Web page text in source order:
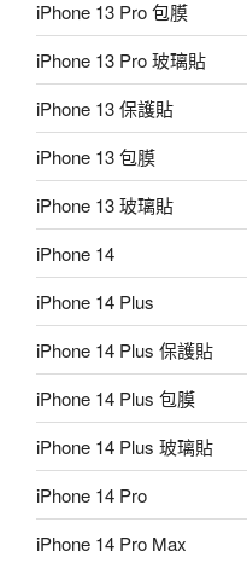
iPhone 13 Pro 包膜
iPhone 13 Pro 玻璃貼
iPhone 13 保護貼
iPhone 13 包膜
iPhone 13 玻璃貼
iPhone 14
iPhone 14 Plus
iPhone 14 Plus 保護貼
iPhone 14 Plus 包膜
iPhone 14 Plus 玻璃貼
iPhone 14 Pro
iPhone 14 Pro Max